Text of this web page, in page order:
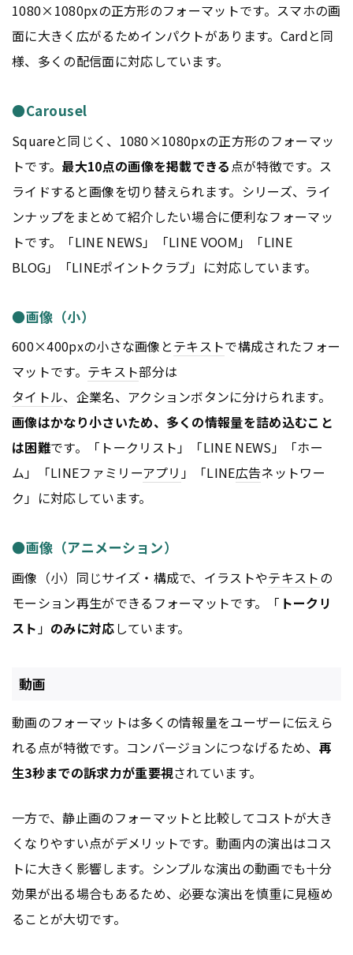
1080×1080pxの正方形のフォーマットです。スマホの画
面に大きく広がるためインパクトがあります。Cardと同
様、多くの配信面に対応しています。
●Carousel
Squareと同じく、1080×1080pxの正方形のフォーマッ
トです。 最大10点の画像を掲載できる点が特徴です。ス
ライドすると画像を切り替えられます。シリーズ、ライ
ンナップをまとめて紹介したい場合に便利なフォーマッ
トです。「LINE NEWS」「LINE VOOM」「LINE
BLOG」「LINEポイントクラブ」に対応しています。
●画像（小）
600×400pxの小さな画像とテキストで構成されたフォー
マットです。 テキスト部分は
タイトル、企業名、アクションボタンに分けられます。
画像はかなり小さいため、多くの情報量を詰め込むこと
は困難です。「トークリスト」「LINE NEWS」「ホー
ム」「LINEファミリーアプリ 」「LINE広告ネットワー
ク」に対応しています。
●画像（アニメーション）
画像（小）同じサイズ・構成で、イラストやテキストの
モーション再生ができるフォーマットです。「 トークリ
スト」 のみに対応しています。
動画
動画のフォーマットは多くの情報量をユーザーに伝えら
れる点が特徴です。コンバージョンにつなげるため、 再
生3秒までの訴求力が重要視されています。
一方で、静止画のフォーマットと比較してコストが大き
くなりやすい点がデメリットです。動画内の演出はコス
トに大きく影響します。シンプルな演出の動画でも十分
効果が出る場合もあるため、必要な演出を慎重に見極め
ることが大切です。